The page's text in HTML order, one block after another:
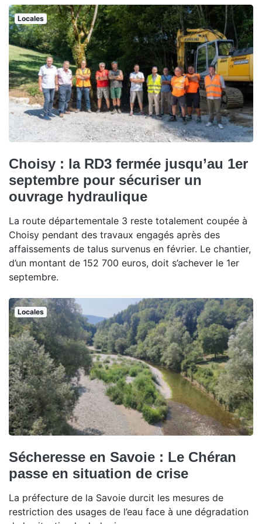
Locales
Choisy : la RD3 fermée jusqu’au 1er
septembre pour sécuriser un
ouvrage hydraulique
La route départementale 3 reste totalement coupée à
Choisy pendant des travaux engagés après des
affaissements de talus survenus en février. Le chantier,
d’un montant de 152 700 euros, doit s’achever le 1er
septembre.
Locales
Sécheresse en Savoie : Le Chéran
passe en situation de crise
La préfecture de la Savoie durcit les mesures de
restriction des usages de l’eau face à une dégradation